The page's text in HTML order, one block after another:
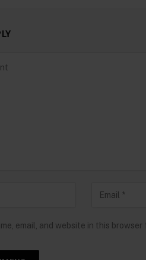
email, and website in this